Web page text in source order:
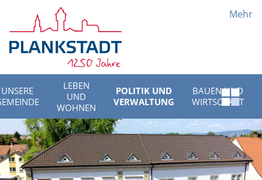
Mehr
UNSERE
LEBEN
UND
WOHNEN
POLITIK UND
VERWALTUNG
BAUEN UND
WIRTSCHAFT
Menü
öffnen